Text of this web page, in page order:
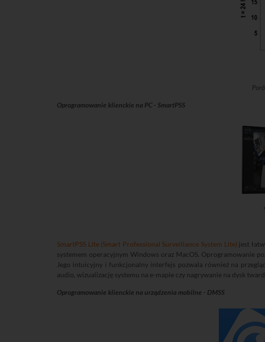
Oprogramowanie klienckie na PC - SmartPSS
SmartPSS Lite (Smart Professional Surveillance System Lite) jest
systemem operacyjnym Windows oraz MacOS. Oprogramowanie
Jego intuicyjny i funkcjonalny interfejs pozwala również na
audio, wizualizację systemu na e-mapie czy nagrywanie na dysk
Oprogramowanie klienckie na urządzenia mobilne - DMSS